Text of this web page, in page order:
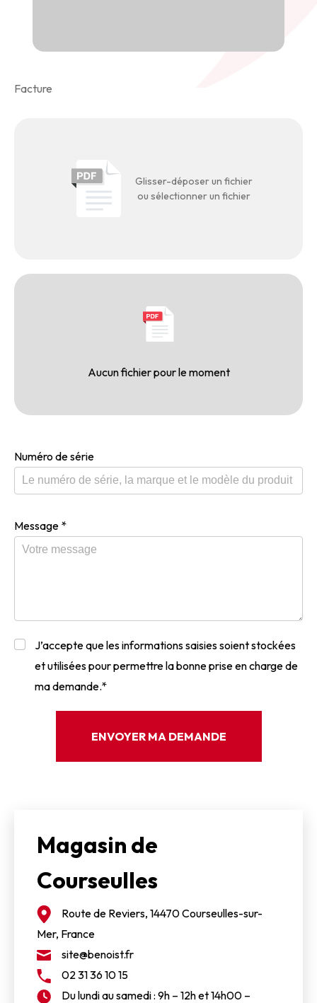
Facture
Glisser-déposer un fichier
ou sélectionner un fichier
Aucun fichier pour le moment
Numéro de série
Message *
J’accepte que les informations saisies soient stockées
et utilisées pour permettre la bonne prise en charge de
ma demande.*
Magasin de
Courseulles
Route de Reviers, 14470 Courseulles-sur-
Mer, France
site@benoist.fr
02 31 36 10 15
Du lundi au samedi : 9h – 12h et 14h00 –